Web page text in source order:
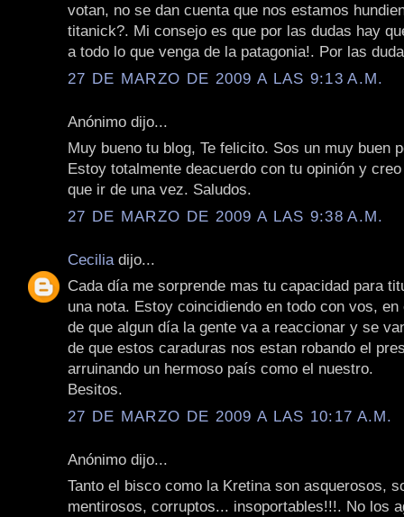
votan, no se dan cuenta que nos estamos
titanick?. Mi consejo es que por las dudas hay
a todo lo que venga de la patagonia!. Por las
27 DE MARZO DE 2009 A LAS 9:13 A.M.
Anónimo dijo...
Muy bueno tu blog, Te felicito. Sos un muy buen
Estoy totalmente deacuerdo con tu opinión y
que ir de una vez. Saludos.
27 DE MARZO DE 2009 A LAS 9:38 A.M.
Cecilia dijo...
Cada día me sorprende mas tu capacidad para
una nota. Estoy coincidiendo en todo con vos,
de que algun día la gente va a reaccionar y se
de que estos caraduras nos estan robando el
arruinando un hermoso país como el nuestro.
Besitos.
27 DE MARZO DE 2009 A LAS 10:17 A.M.
Anónimo dijo...
Tanto el bisco como la Kretina son asquerosos,
mentirosos, corruptos... insoportables!!!. No los